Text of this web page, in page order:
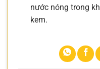
nước nóng trong
kem.